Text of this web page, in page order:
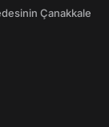
Çanakkale